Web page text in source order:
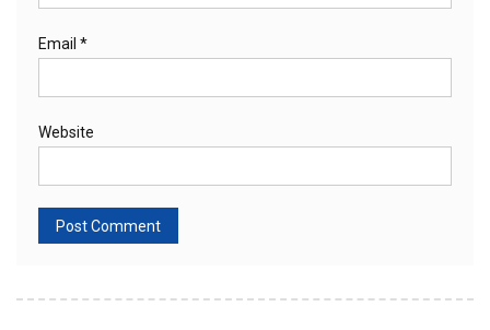
Email *
Website